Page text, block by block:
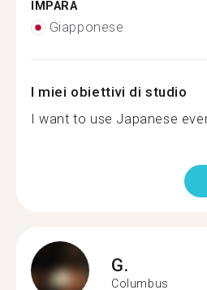
IMPARA
Giapponese
I miei obiettivi di studio
I want to use Japanese
G.
Columbus